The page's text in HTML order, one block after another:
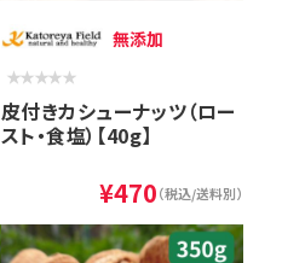
無添加
皮付きカシューナッツ（ロー
スト・食塩）【40g】
¥470（税込/送料別）